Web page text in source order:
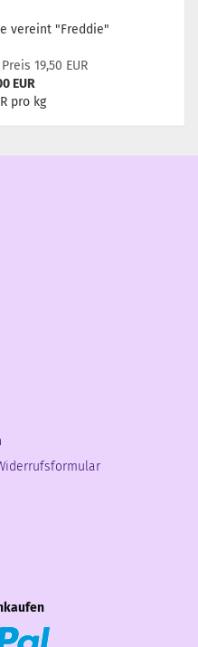
vereint "Freddie"
19,50 EUR
EUR
pro kg